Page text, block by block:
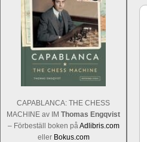
CAPABLANCA: THE CHESS
MACHINE av IM Thomas Engqvist
– Förbeställ boken påAdlibris.com
eller Bokus.com